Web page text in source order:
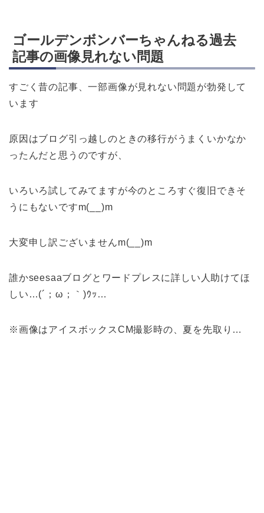
ゴールデンボンバーちゃんねる過去
記事の画像見れない問題
すごく昔の記事、一部画像が見れない問題が勃発して
います
原因はブログ引っ越しのときの移行がうまくいかなか
ったんだと思うのですが、
いろいろ試してみてますが今のところすぐ復旧できそ
うにもないですm(__)m
大変申し訳ございませんm(__)m
誰かseesaaブログとワードプレスに詳しい人助けてほ
しい…(´；ω；｀)ｳｯ…
※画像はアイスボックスCM撮影時の、夏を先取り…